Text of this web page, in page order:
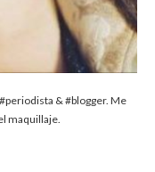
& #blogger. Me
maquillaje.